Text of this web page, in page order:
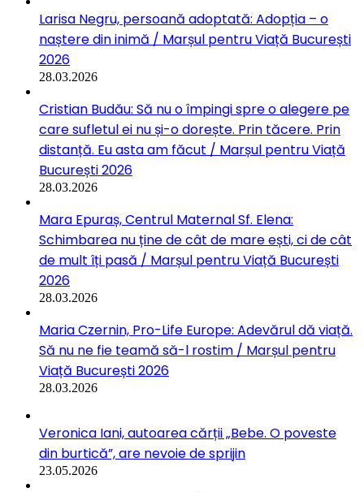
Larisa Negru, persoană adoptată: Adopția – o
naștere din inimă / Marșul pentru Viață București
2026
28.03.2026
Cristian Budău: Să nu o împingi spre o alegere pe
care sufletul ei nu și-o dorește. Prin tăcere. Prin
distanță. Eu asta am făcut / Marșul pentru Viață
București 2026
28.03.2026
Mara Epuraș, Centrul Maternal Sf. Elena:
Schimbarea nu ține de cât de mare ești, ci de cât
de mult îți pasă / Marșul pentru Viață București
2026
28.03.2026
Maria Czernin, Pro-Life Europe: Adevărul dă viață.
Să nu ne fie teamă să-l rostim / Marșul pentru
Viață București 2026
28.03.2026
Veronica Iani, autoarea cărții „Bebe. O poveste
din burtică”, are nevoie de sprijin
23.05.2026